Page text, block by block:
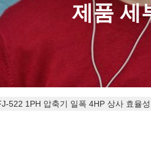
제품 세
ZR47K3-PFJ-522 1PH 압축기 일폭 4HP 상사 효율성